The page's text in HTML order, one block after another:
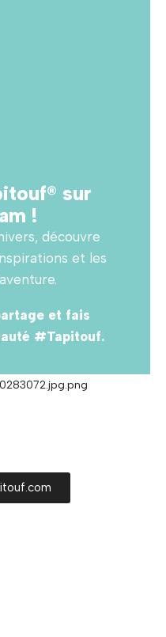
sur
!
découvre
et les
et fais
#Tapitouf.